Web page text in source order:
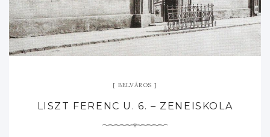
BELVÁROS
LISZT FERENC U. 6. – ZENEISKOLA